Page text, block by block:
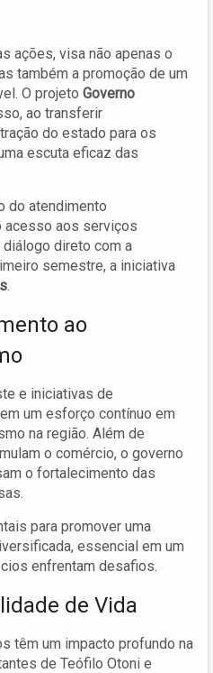
ações, visa não apenas o
também a promoção de um
O projeto Governo
ao transferir
do estado para os
escuta eficaz das
do atendimento
acesso aos serviços
direto com a
semestre, a iniciativa
.
ao
e iniciativas de
um esforço contínuo em
na região. Além de
o comércio, o governo
o fortalecimento das
para promover uma
essencial em um
enfrentam desafios.
de Vida
têm um impacto profundo na
de Teófilo Otoni e